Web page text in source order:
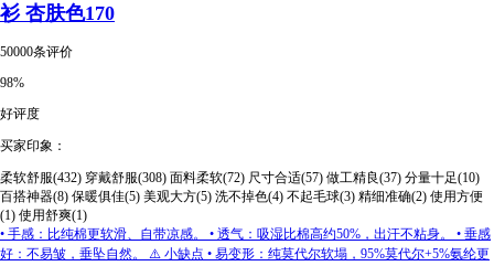
衫 杏肤色170
50000条评价
98%
好评度
买家印象：
柔软舒服(432) 穿戴舒服(308) 面料柔软(72) 尺寸合适(57) 做工精良(37) 分量十足(10)
百搭神器(8) 保暖俱佳(5) 美观大方(5) 洗不掉色(4) 不起毛球(3) 精细准确(2) 使用方便
(1) 使用舒爽(1)
• 手感：比纯棉更软滑、自带凉感。 • 透气：吸湿比棉高约50%，出汗不粘身。 • 垂感
好：不易皱，垂坠自然。 ⚠️ 小缺点 • 易变形：纯莫代尔软塌，95%莫代尔+5%氨纶更